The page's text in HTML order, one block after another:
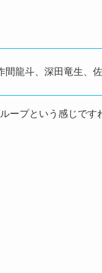
間龍斗、深田竜生、
ープという感じです